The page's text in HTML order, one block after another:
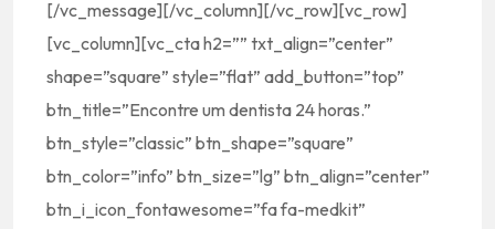
[/vc_message][/vc_column][/vc_row][vc_row]
[vc_column][vc_cta h2=”” txt_align=”center”
shape=”square” style=”flat” add_button=”top”
btn_title=”Encontre um dentista 24 horas.”
btn_style=”classic” btn_shape=”square”
btn_color=”info” btn_size=”lg” btn_align=”center”
btn_i_icon_fontawesome=”fa fa-medkit”